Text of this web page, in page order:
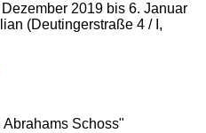
2019 bis 6. Januar
(Deutingerstraße 4 / I,
Abrahams Schoss"